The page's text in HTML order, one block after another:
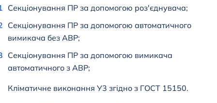
Секціонування ПР за допомогою роз'єднувача;
Секціонування ПР за допомогою автоматичного
вимикача без АВР;
Секціонування ПР за допомогою вимикача
автоматичного з АВР;
Кліматичне виконання У3 згідно з ГОСТ 15150.